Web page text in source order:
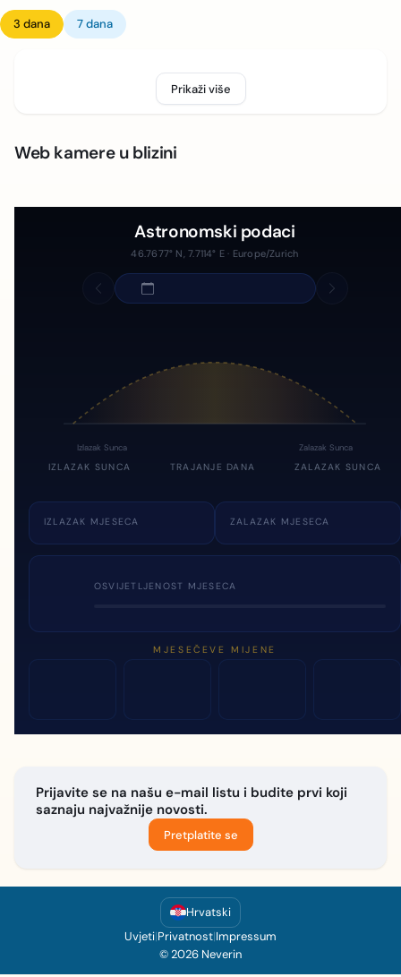
3 dana 7 dana
Prikaži više
Web kamere u blizini
Astronomski podaci
46.7677° N, 7.7114° E · Europe/Zurich
Izlazak Sunca Zalazak Sunca
IZLAZAK SUNCA TRAJANJE DANA ZALAZAK SUNCA
IZLAZAK MJESECA ZALAZAK MJESECA
OSVIJETLJENOST MJESECA
MJESEČEVE MIJENE
Prijavite se na našu e-mail listu i budite prvi koji
saznaju najvažnije novosti.
Pretplatite se
Hrvatski
Uvjeti|Privatnost|Impressum
© 2026 Neverin